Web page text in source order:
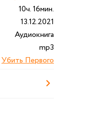
10ч. 16мин.
13.12.2021
Аудиокнига
mp3
Убить Первого